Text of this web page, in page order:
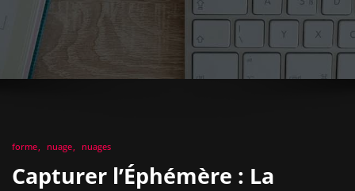
forme nuage nuages
Capturer l’Éphémère : La